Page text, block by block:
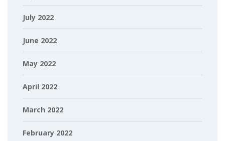
July 2022
June 2022
May 2022
April 2022
March 2022
February 2022